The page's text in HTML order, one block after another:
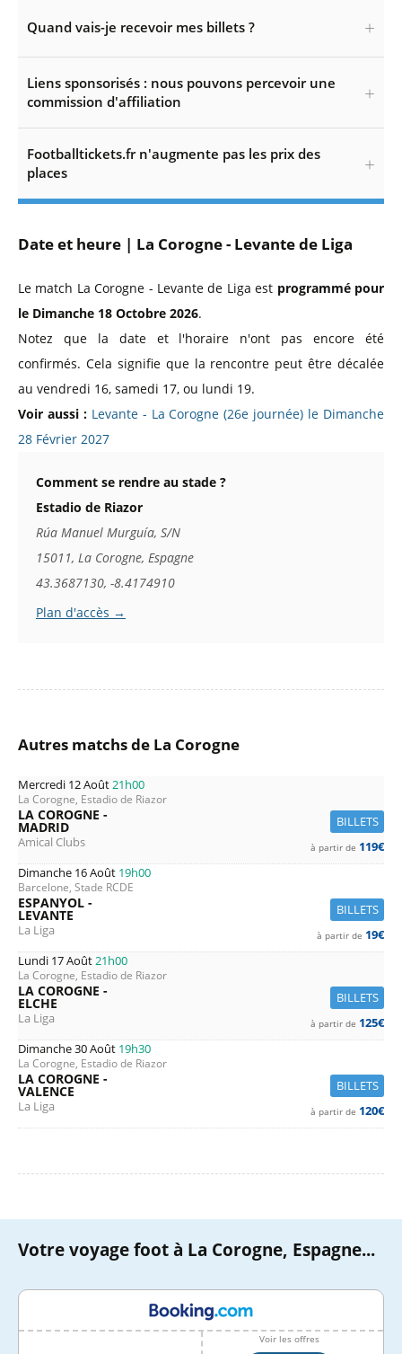
Quand vais-je recevoir mes billets ?
Liens sponsorisés : nous pouvons percevoir une
commission d'affiliation
Footballtickets.fr n'augmente pas les prix des
places
Date et heure | La Corogne - Levante de Liga
Le match La Corogne - Levante de Liga est programmé pour
le Dimanche 18 Octobre 2026.
Notez que la date et l'horaire n'ont pas encore été
confirmés. Cela signifie que la rencontre peut être décalée
au vendredi 16, samedi 17, ou lundi 19.
Voir aussi : Levante - La Corogne (26e journée) le Dimanche
28 Février 2027
Comment se rendre au stade ?
Estadio de Riazor
Rúa Manuel Murguía, S/N
15011, La Corogne, Espagne
43.3687130, -8.4174910
Plan d'accès →
Autres matchs de La Corogne
Mercredi 12 Août21h00
La Corogne, Estadio de Riazor
BILLETS
LA COROGNE -
MADRID
Amical Clubs à partir de 119€
Dimanche 16 Août 19h00
Barcelone, Stade RCDE
BILLETS
ESPANYOL -
LEVANTE
La Liga à partir de 19€
Lundi 17 Août21h00
La Corogne, Estadio de Riazor
BILLETS
LA COROGNE -
ELCHE
La Liga à partir de 125€
Dimanche 30 Août 19h30
La Corogne, Estadio de Riazor
BILLETS
LA COROGNE -
VALENCE
La Liga à partir de 120€
Votre voyage foot à La Corogne, Espagne...
Voir les offres